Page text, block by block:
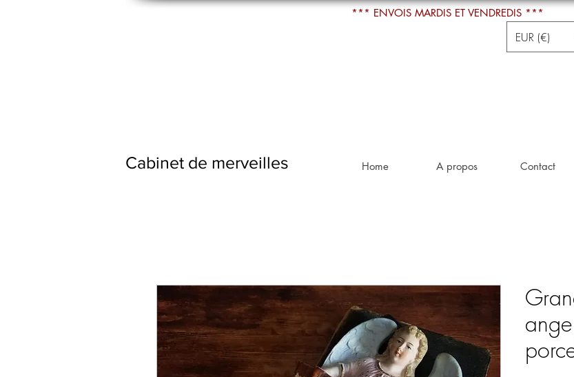
*** ENVOIS MARDIS ET VENDREDIS ***
EUR (€)
Cabinet de merveilles Home A propos Contact